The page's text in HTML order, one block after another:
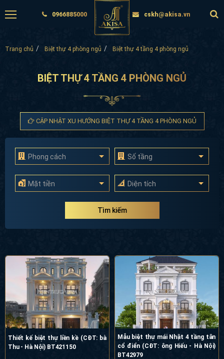
0966885000 cskh@akisa.vn
Trang chủ Biệt thự 4 phòng ngủ Biệt thự 4 tầng 4 phòng ngủ
BIỆT THỰ 4 TẦNG 4 PHÒNG NGỦ
CẬP NHẬT XU HƯỚNG BIỆT THỰ 4 TẦNG 4 PHÒNG NGỦ
Phong cách Số tầng
Mặt tiền Diện tích
Tìm kiếm
Thiết kế biệt thự liền kề (CĐT: bà
Thu - Hà Nội) BT421150
Mẫu biệt thự mái Nhật 4 tầng tân
cổ điển (CĐT: ông Hiếu - Hà Nội)
BT42979